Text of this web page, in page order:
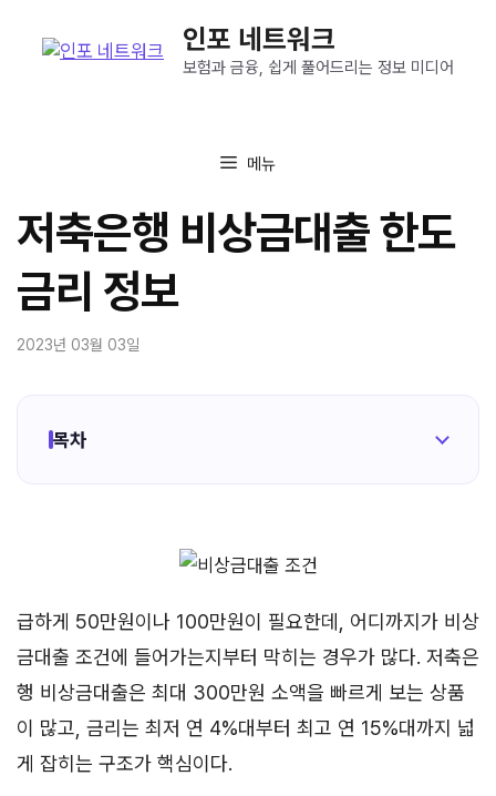
인포 네트워크
보험과 금융, 쉽게 풀어드리는 정보 미디어
메뉴
저축은행 비상금대출 한도
금리 정보
2023년 03월 03일
목차
급하게 50만원이나 100만원이 필요한데, 어디까지가 비상
금대출 조건에 들어가는지부터 막히는 경우가 많다. 저축은
행 비상금대출은 최대 300만원 소액을 빠르게 보는 상품
이 많고, 금리는 최저 연 4%대부터 최고 연 15%대까지 넓
게 잡히는 구조가 핵심이다.